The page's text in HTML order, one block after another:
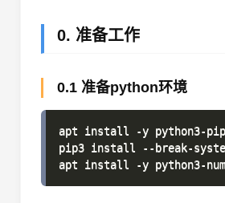
0. 准备工作
0.1 准备python环境
apt install -y python3-pip
pip3 install --break-